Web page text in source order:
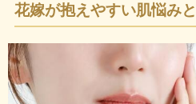
花嫁が抱えやすい肌悩み